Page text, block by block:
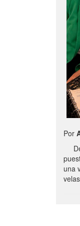
Por
De
una